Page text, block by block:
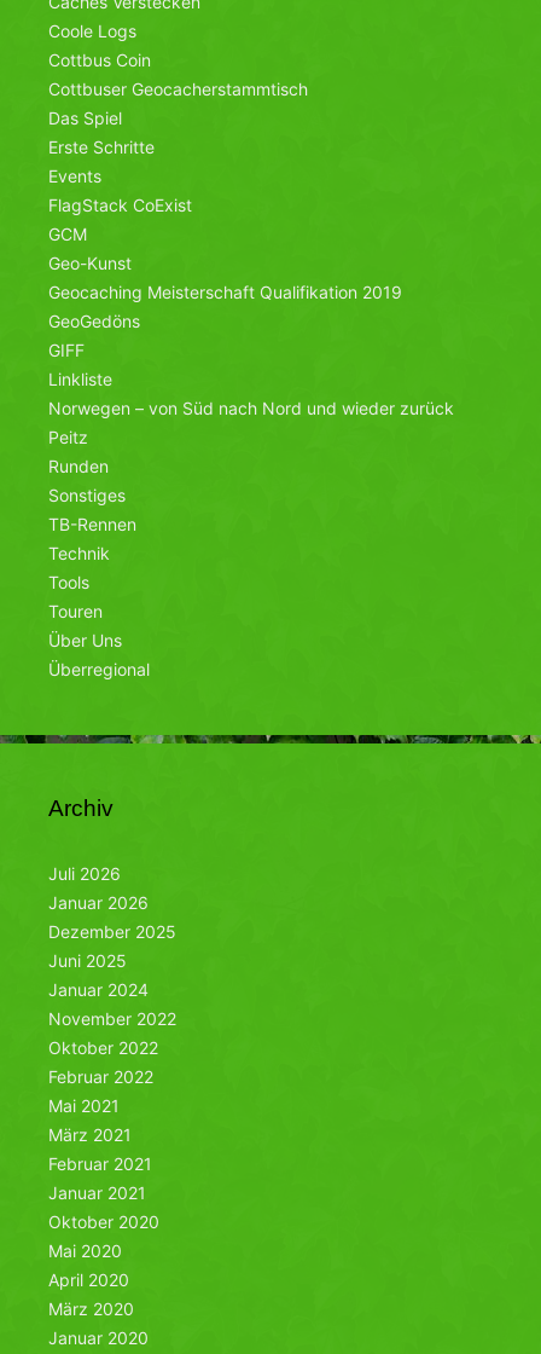
Coole Logs
Cottbus Coin
Cottbuser Geocacherstammtisch
Das Spiel
Erste Schritte
Events
FlagStack CoExist
GCM
Geo-Kunst
Geocaching Meisterschaft Qualifikation 2019
GeoGedöns
GIFF
Linkliste
Norwegen – von Süd nach Nord und wieder zurück
Peitz
Runden
Sonstiges
TB-Rennen
Technik
Tools
Touren
Über Uns
Überregional
Archiv
Juli 2026
Januar 2026
Dezember 2025
Juni 2025
Januar 2024
November 2022
Oktober 2022
Februar 2022
Mai 2021
März 2021
Februar 2021
Januar 2021
Oktober 2020
Mai 2020
April 2020
März 2020
Januar 2020